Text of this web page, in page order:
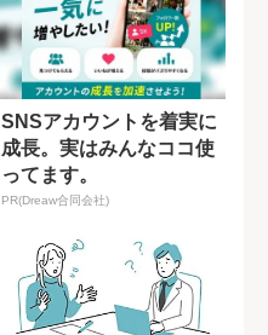
SNSアカウントを着実に
成長。実はみんなココ使
ってます。
PR(Dreaw合同会社)